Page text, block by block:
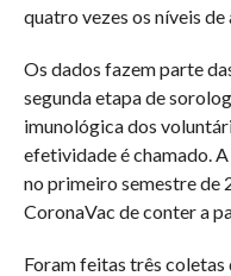
quatro vezes os níveis de
Os dados fazem parte
segunda etapa de
imunológica dos
efetividade é chamado.
no primeiro semestre de
CoronaVac de conter a
Foram feitas três